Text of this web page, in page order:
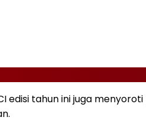
edisi tahun ini juga